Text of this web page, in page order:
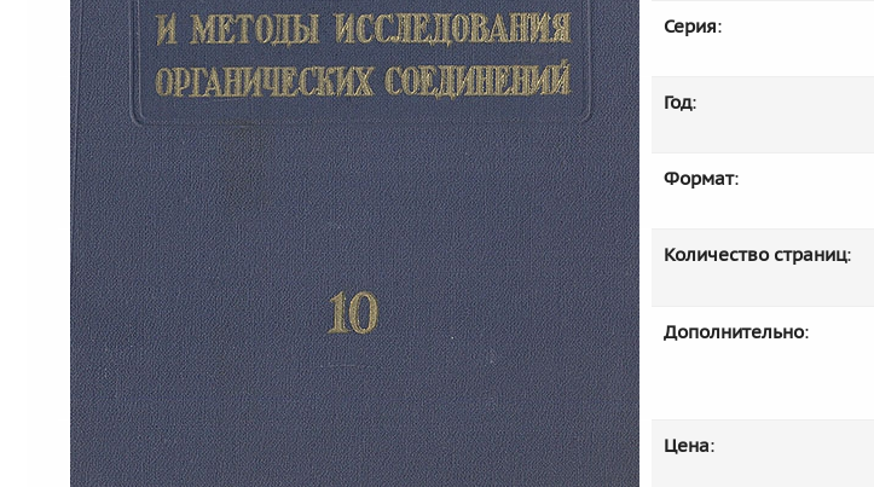
Серия:
Год:
Формат:
Количество страниц:
Дополнительно:
Цена: